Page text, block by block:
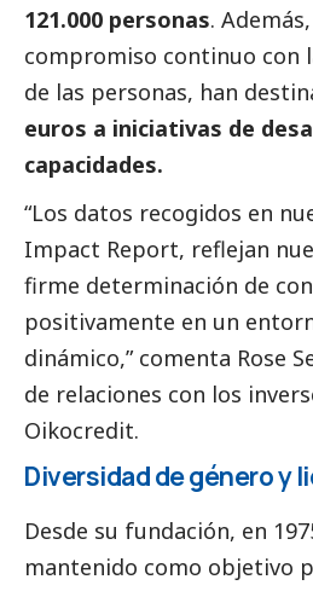
121.000 personas.
compromiso continuo con
de las personas, han
euros a iniciativas de
capacidades.
“Los datos recogidos en
Impact Report, reflejan
firme determinación de
positivamente en un
dinámico,” comenta Rose
de relaciones con los
Oikocredit.
Diversidad de género y
Desde su fundación, en
mantenido como objetivo